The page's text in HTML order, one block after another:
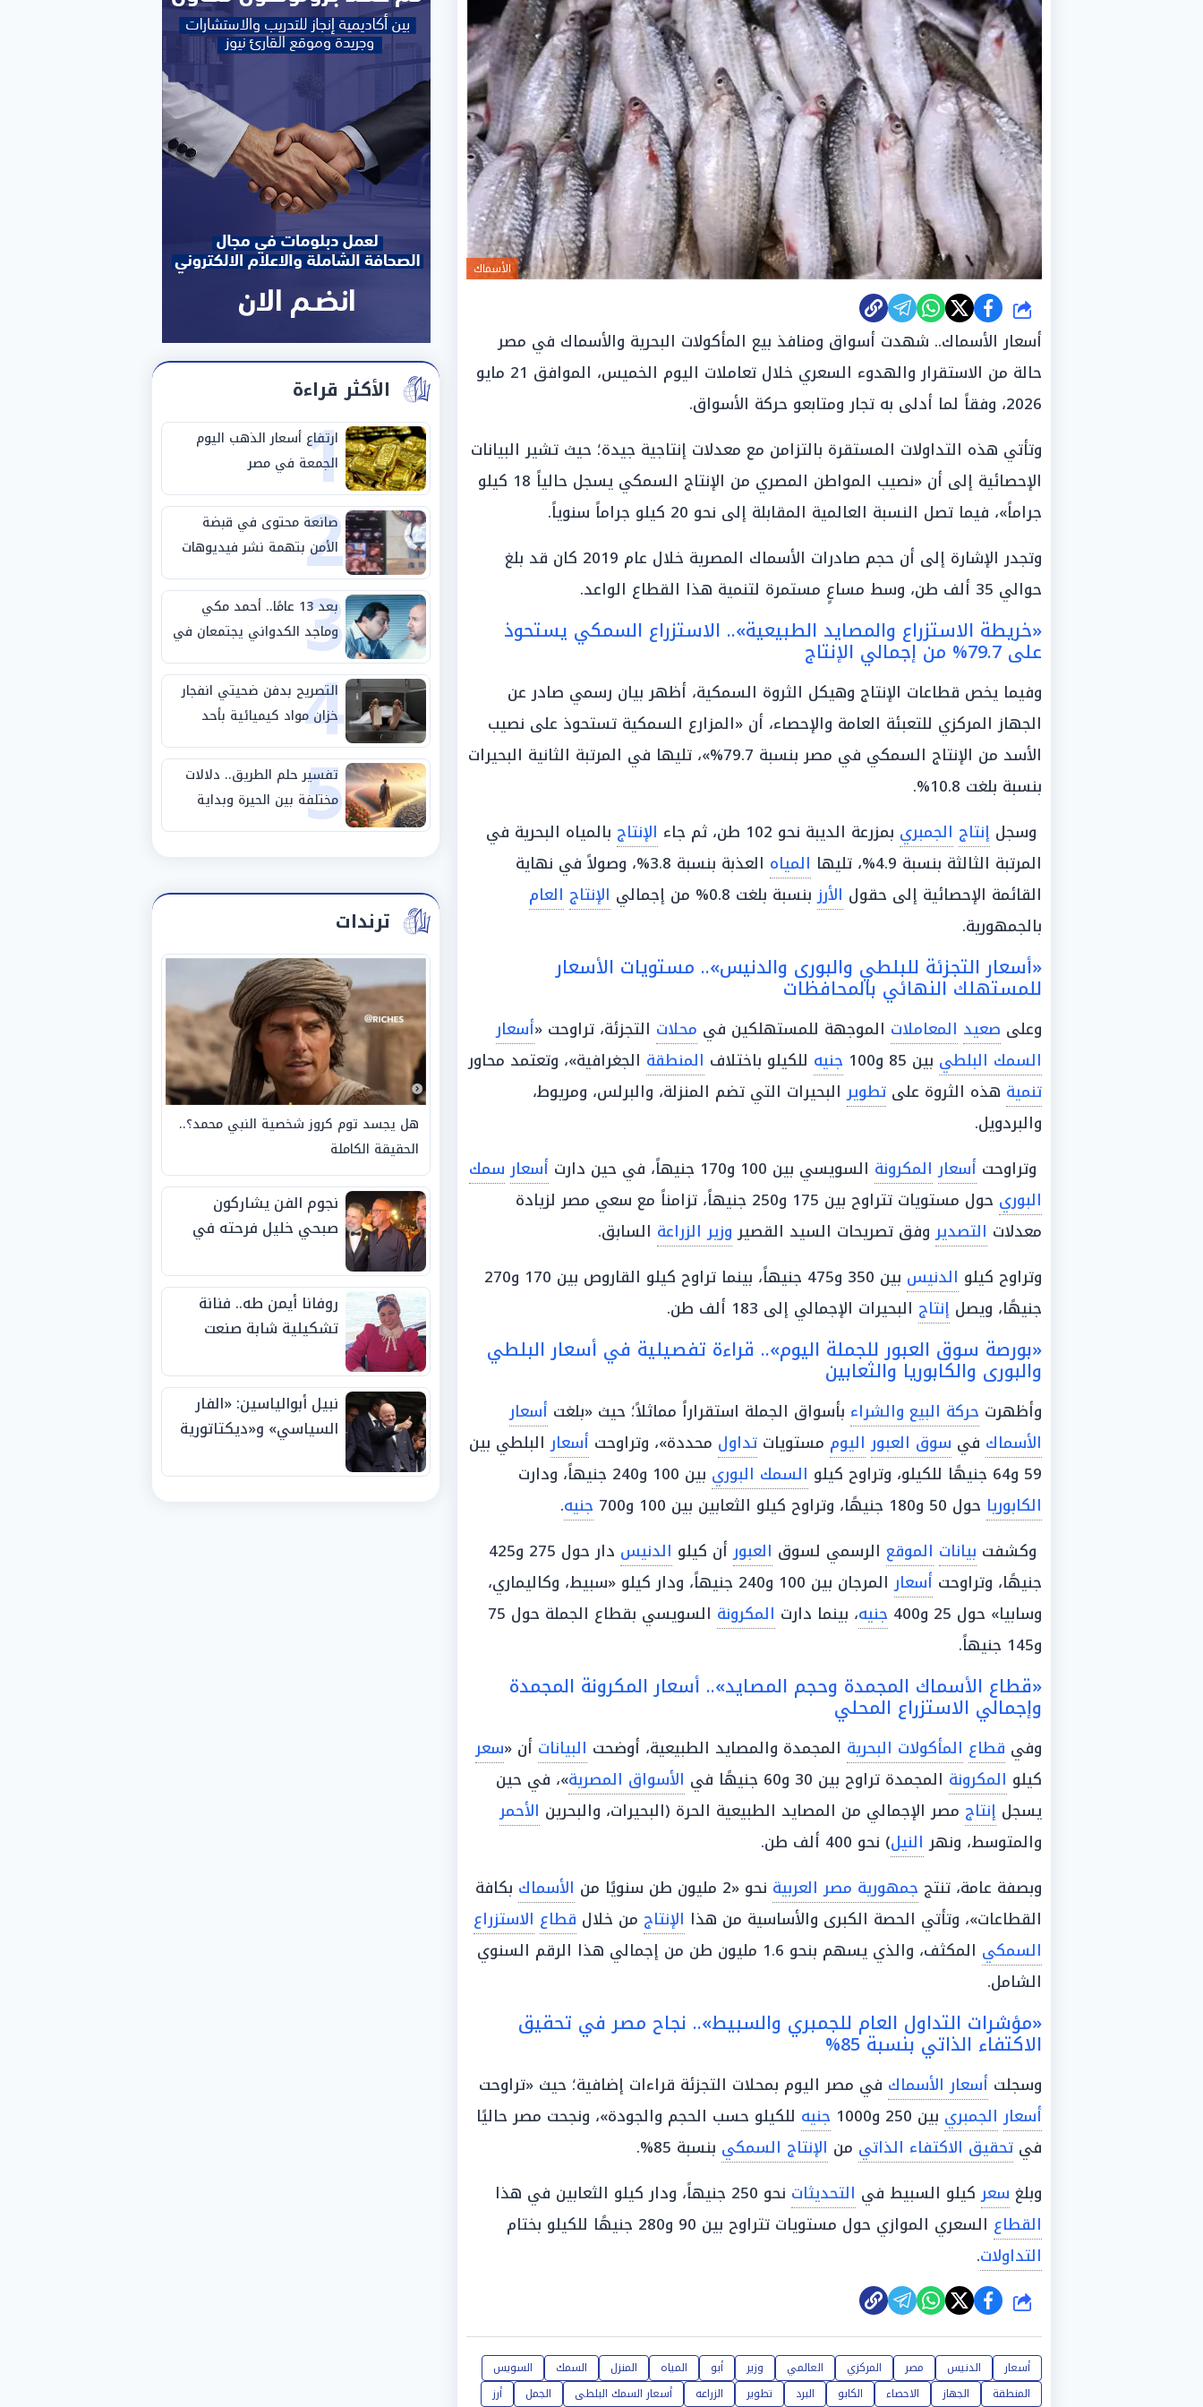
الأسماك
شارك
أسعار الأسماك.. شهدت أسواق ومنافذ بيع المأكولات البحرية والأسماك في مصر
حالة من الاستقرار والهدوء السعري خلال تعاملات اليوم الخميس، الموافق 21 مايو
2026، وفقاً لما أدلى به تجار ومتابعو حركة الأسواق.
وتأتي هذه التداولات المستقرة بالتزامن مع معدلات إنتاجية جيدة؛ حيث تشير البيانات
الإحصائية إلى أن «نصيب المواطن المصري من الإنتاج السمكي يسجل حالياً 18 كيلو
جراماً»، فيما تصل النسبة العالمية المقابلة إلى نحو 20 كيلو جراماً سنوياً.
وتجدر الإشارة إلى أن حجم صادرات الأسماك المصرية خلال عام 2019 كان قد بلغ
حوالي 35 ألف طن، وسط مساعٍ مستمرة لتنمية هذا القطاع الواعد.
«خريطة الاستزراع والمصايد الطبيعية».. الاستزراع السمكي يستحوذ
على 79.7% من إجمالي الإنتاج
وفيما يخص قطاعات الإنتاج وهيكل الثروة السمكية، أظهر بيان رسمي صادر عن
الجهاز المركزي للتعبئة العامة والإحصاء، أن «المزارع السمكية تستحوذ على نصيب
الأسد من الإنتاج السمكي في مصر بنسبة 79.7%»، تليها في المرتبة الثانية البحيرات
بنسبة بلغت 10.8%.
وسجل إنتاج الجمبري بمزرعة الديبة نحو 102 طن، ثم جاء الإنتاج بالمياه البحرية في
المرتبة الثالثة بنسبة 4.9%، تليها
المياه
العذبة بنسبة 3.8%، وصولاً في نهاية
القائمة الإحصائية إلى حقول الأرزبنسبة بلغت 0.8% من إجمالي الإنتاج العام
بالجمهورية.
«أسعار التجزئة للبلطي والبورى والدنيس».. مستويات الأسعار
للمستهلك النهائي بالمحافظات
وعلى صعيد المعاملات الموجهة للمستهلكين في محلات التجزئة، تراوحت «أسعار
السمك البلطي بين 85 و100 جنيه للكيلو باختلاف المنطقة الجغرافية»، وتعتمد محاور
تنمية هذه الثروة على تطويرالبحيرات التي تضم المنزلة، والبرلس، ومريوط،
والبردويل.
وتراوحت أسعار المكرونة السويسي بين 100 و170 جنيهاً، في حين دارت أسعار سمك
البوري
حول مستويات تتراوح بين 175 و250 جنيهاً، تزامناً مع سعي مصر لزيادة
معدلات التصديروفق تصريحات السيد القصيروزير الزراعة السابق.
وتراوح كيلو الدنيس
بين 350 و475 جنيهاً، بينما تراوح كيلو القاروص بين 170 و270
جنيهًا، ويصل إنتاج البحيرات الإجمالي إلى 183 ألف طن.
«بورصة سوق العبور للجملة اليوم».. قراءة تفصيلية في أسعار البلطي
والبورى والكابوريا والثعابين
وأظهرت حركة البيع والشراء بأسواق الجملة استقراراً مماثلاً؛ حيث «بلغت أسعار
الأسماك في سوق العبور اليوم مستويات تداول محددة»، وتراوحت أسعارالبلطي بين
59 و64 جنيهًا للكيلو، وتراوح كيلو
السمك البوري بين 100 و240 جنيهاً، ودارت
الكابوريا حول 50 و180 جنيهًا، وتراوح كيلو الثعابين بين 100 و700 جنيه.
وكشفت بيانات الموقع الرسمي لسوق العبورأن كيلو الدنيس
دار حول 275 و425
جنيهًا، وتراوحت أسعار
المرجان بين 100 و240 جنيهاً، ودار كيلو «سبيط، وكاليماري،
وسابيا» حول 25 و400
جنيه، بينما دارت المكرونة
السويسي بقطاع الجملة حول 75
و145 جنيهاً.
«قطاع الأسماك المجمدة وحجم المصايد».. أسعار المكرونة المجمدة
وإجمالي الاستزراع المحلي
وفي قطاع المأكولات البحرية المجمدة والمصايد الطبيعية، أوضحت البيانات أن «سعر
كيلو المكرونة المجمدة تراوح بين 30 و60 جنيهًا في الأسواق المصرية»، في حين
يسجل إنتاج مصر الإجمالي من المصايد الطبيعية الحرة (البحيرات، والبحرين الأحمر
والمتوسط، ونهر النيل) نحو 400 ألف طن.
وبصفة عامة، تنتج جمهورية مصر العربية نحو «2 مليون طن سنويًا من الأسماك بكافة
القطاعات»، وتأتي الحصة الكبرى والأساسية من هذا الإنتاج من خلال قطاع الاستزراع
السمكي
المكثف، والذي يسهم بنحو 1.6 مليون طن من إجمالي هذا الرقم السنوي
الشامل.
«مؤشرات التداول العام للجمبري والسبيط».. نجاح مصر في تحقيق
الاكتفاء الذاتي بنسبة 85%
وسجلت أسعار الأسماك في مصر اليوم بمحلات التجزئة قراءات إضافية؛ حيث «تراوحت
أسعار الجمبري بين 250 و1000 جنيه للكيلو حسب الحجم والجودة»، ونجحت مصر حاليًا
في تحقيق الاكتفاء الذاتي من الإنتاج السمكي بنسبة 85%.
وبلغ سعركيلو السبيط في التحديثات نحو 250 جنيهاً، ودار كيلو الثعابين في هذا
القطاع السعري الموازي حول مستويات تتراوح بين 90 و280 جنيهًا للكيلو بختام
التداولات.
شارك
أسعار الدنيس مصر المركزي العالمي وزير أبو المياه المنزل السمك
السويس
المنطقة
الجهاز الاحصاء الكابو البرد تطوير الزراعه أسعار السمك البلطى الجمل أرز
الأكثر قراءة
1
ارتفاع أسعار الذهب اليوم
الجمعة في مصر
2
صانعة محتوى في قبضة
الأمن بتهمة نشر فيديوهات
خادشة للحياء
3 بعد 13 عامًا.. أحمد مكي
وماجد الكدواني يجتمعان في
«فرصة سعيدة»
4
التصريح بدفن ضحيتي انفجار
خزان مواد كيميائية بأحد
مصانع الفيوم
5
تفسير حلم الطريق.. دلالات
مختلفة بين الحيرة وبداية
مرحلة جديدة
ترندات
هل يجسد توم كروز شخصية النبي محمد؟..
الحقيقة الكاملة
نجوم الفن يشاركون
صبحي خليل فرحته في
روفانا أيمن طه.. فنانة
تشكيلية شابة صنعت
الجوائز منذ الصغر
نبيل أبوالياسين: «الفار
السياسي» و«ديكتاتورية
الفيفا».. وإقالة